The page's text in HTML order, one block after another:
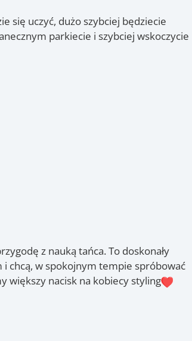
się uczyć, dużo szybciej będziecie
parkiecie i szybciej wskoczycie
z nauką tańca. To doskonały
chcą, w spokojnym tempie spróbować
większy nacisk na kobiecy styling